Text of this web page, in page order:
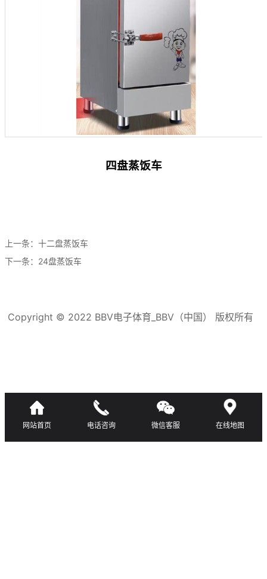
四盘蒸饭车
上一条： 十二盘蒸饭车
下一条： 24盘蒸饭车
Copyright © 2022 BBV电子体育_BBV（中国） 版权所有
网站首页 电话咨询 微信客服 在线地图